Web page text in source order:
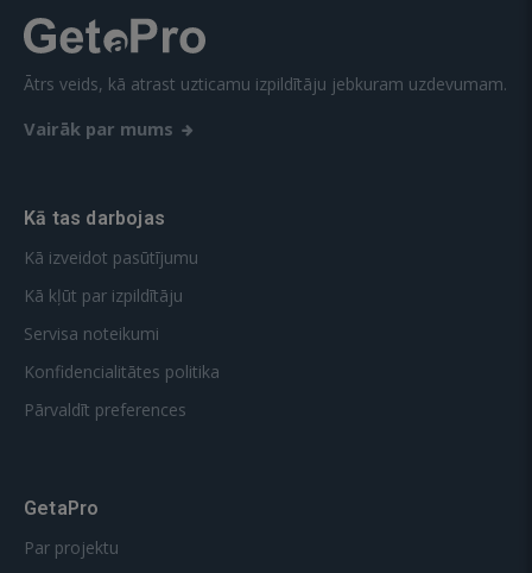
Ātrs veids, kā atrast uzticamu izpildītāju jebkuram uzdevumam.
Vairāk par mums
Kā tas darbojas
Kā izveidot pasūtījumu
Kā kļūt par izpildītāju
Servisa noteikumi
Konfidencialitātes politika
Pārvaldīt preferences
GetaPro
Par projektu